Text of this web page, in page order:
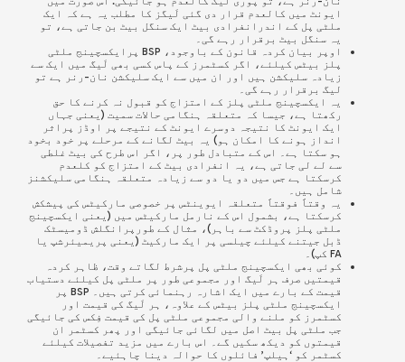
ایونٹ میں کالعدم قرار دی گئی لَیگز کا مطلب یہ ہے کہ ایک
ملٹی پل کے اندرانفرادی بیٹ ایک سنگل بیٹ بن جاتی ہے، تو
یہ سنگل بیٹ برقرار رہے گی۔
اوپر بیان کردہ قانون کے باوجود، BSP پرایکسچینج ملٹی
پلز بیٹس کیلئے، اگر کسٹمرز کے پاس کسی بھی لَیگ میں ایک سے
زیادہ سلیکشن ہیں اور ان میں سے ایک سلیکشن نان-رنر ہے تو
لیگ برقرار رہے گی۔
یہ ایکسچینج ملٹی پلز کے امتزاج کو قبول نہ کرنے کا حق
رکھتا ہے، جیسا کہ متعلقہ ہنگامی حالات سمیت (یعنی جہاں
ایک ایونٹ کا نتیجہ دوسرے ایونٹ کے نتیجے پر اوڈز پراثر
انداز ہونے کا امکان ہو) یہ بیٹ لگانے کے مرحلے پر خود بخود
ہو سکتا ہے۔ اس کے متبادل طور پر، اگر اس طرح کی بیٹ غلطی
سے لے لی جاتی ہے، یہ انفرادی بیٹ کے امتزاج کو کلعدم
کرسکتا ہے جس میں دو یا دو سے زیادہ متعلقہ ہنگامی سلیکشنز
شامل ہیں۔
یہ وقتاََ فوقتاََ متعلقہ ایوینٹس پر خصوصی مارکیٹس کی پیشکش
کرسکتا ہے، بشمول اس کے نارمل مارکیٹس میں (یعنی ایکسچینج
ملٹی پلز پروڈکٹ سے باہر)، مثال کے طورپرانگلش ڈومیسٹک
ڈبل جیتنے کیلئے چیلسی پر ایک مارکیٹ (یعنی پریمیئرشپ یا
FA کپ)۔
کوئی بھی ایکسچینج ملٹی پل پرشرط لگاتے وقت، ظاہر کردہ
قیمتیں صرف ہر لَیگ اور مجموعی طور پر ملٹی پل کیلئے دستیاب
قیمت کے بارے میں ایک اشارہ رہنمائی کرتی ہیں۔ BSP پر
ایکسچینج ملٹی پلز بیٹس کے علاوہ، ہر لَیگ کی قیمت اور
کسٹمرز کو ملنے والی مجموعی ملٹی پل کی قیمت فِکس کی جائیگی
جب ملٹی پل بیٹ اصل میں لگائی جائیگی اور پھر کسٹمر ان
قیمتوں کو دیکھ سکیں گے۔ اس بارے میں مزید تفصیلات کیلئے
کسٹمر کو ‘ہیلپ’ فائلوں کا حوالہ دینا چاہئیے۔